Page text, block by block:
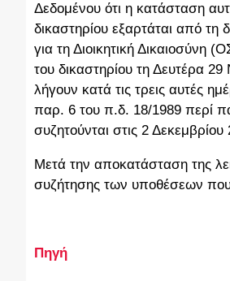
Δεδομένου ότι η κατάσταση
δικαστηρίου εξαρτάται από
για τη Διοικητική Δικαιοσύνη
του δικαστηρίου τη Δευτέρα
λήγουν κατά τις τρεις αυτές
παρ. 6 του π.δ. 18/1989 περί
συζητούνται στις 2
Μετά την αποκατάσταση της
συζήτησης των υποθέσεων
Πηγή